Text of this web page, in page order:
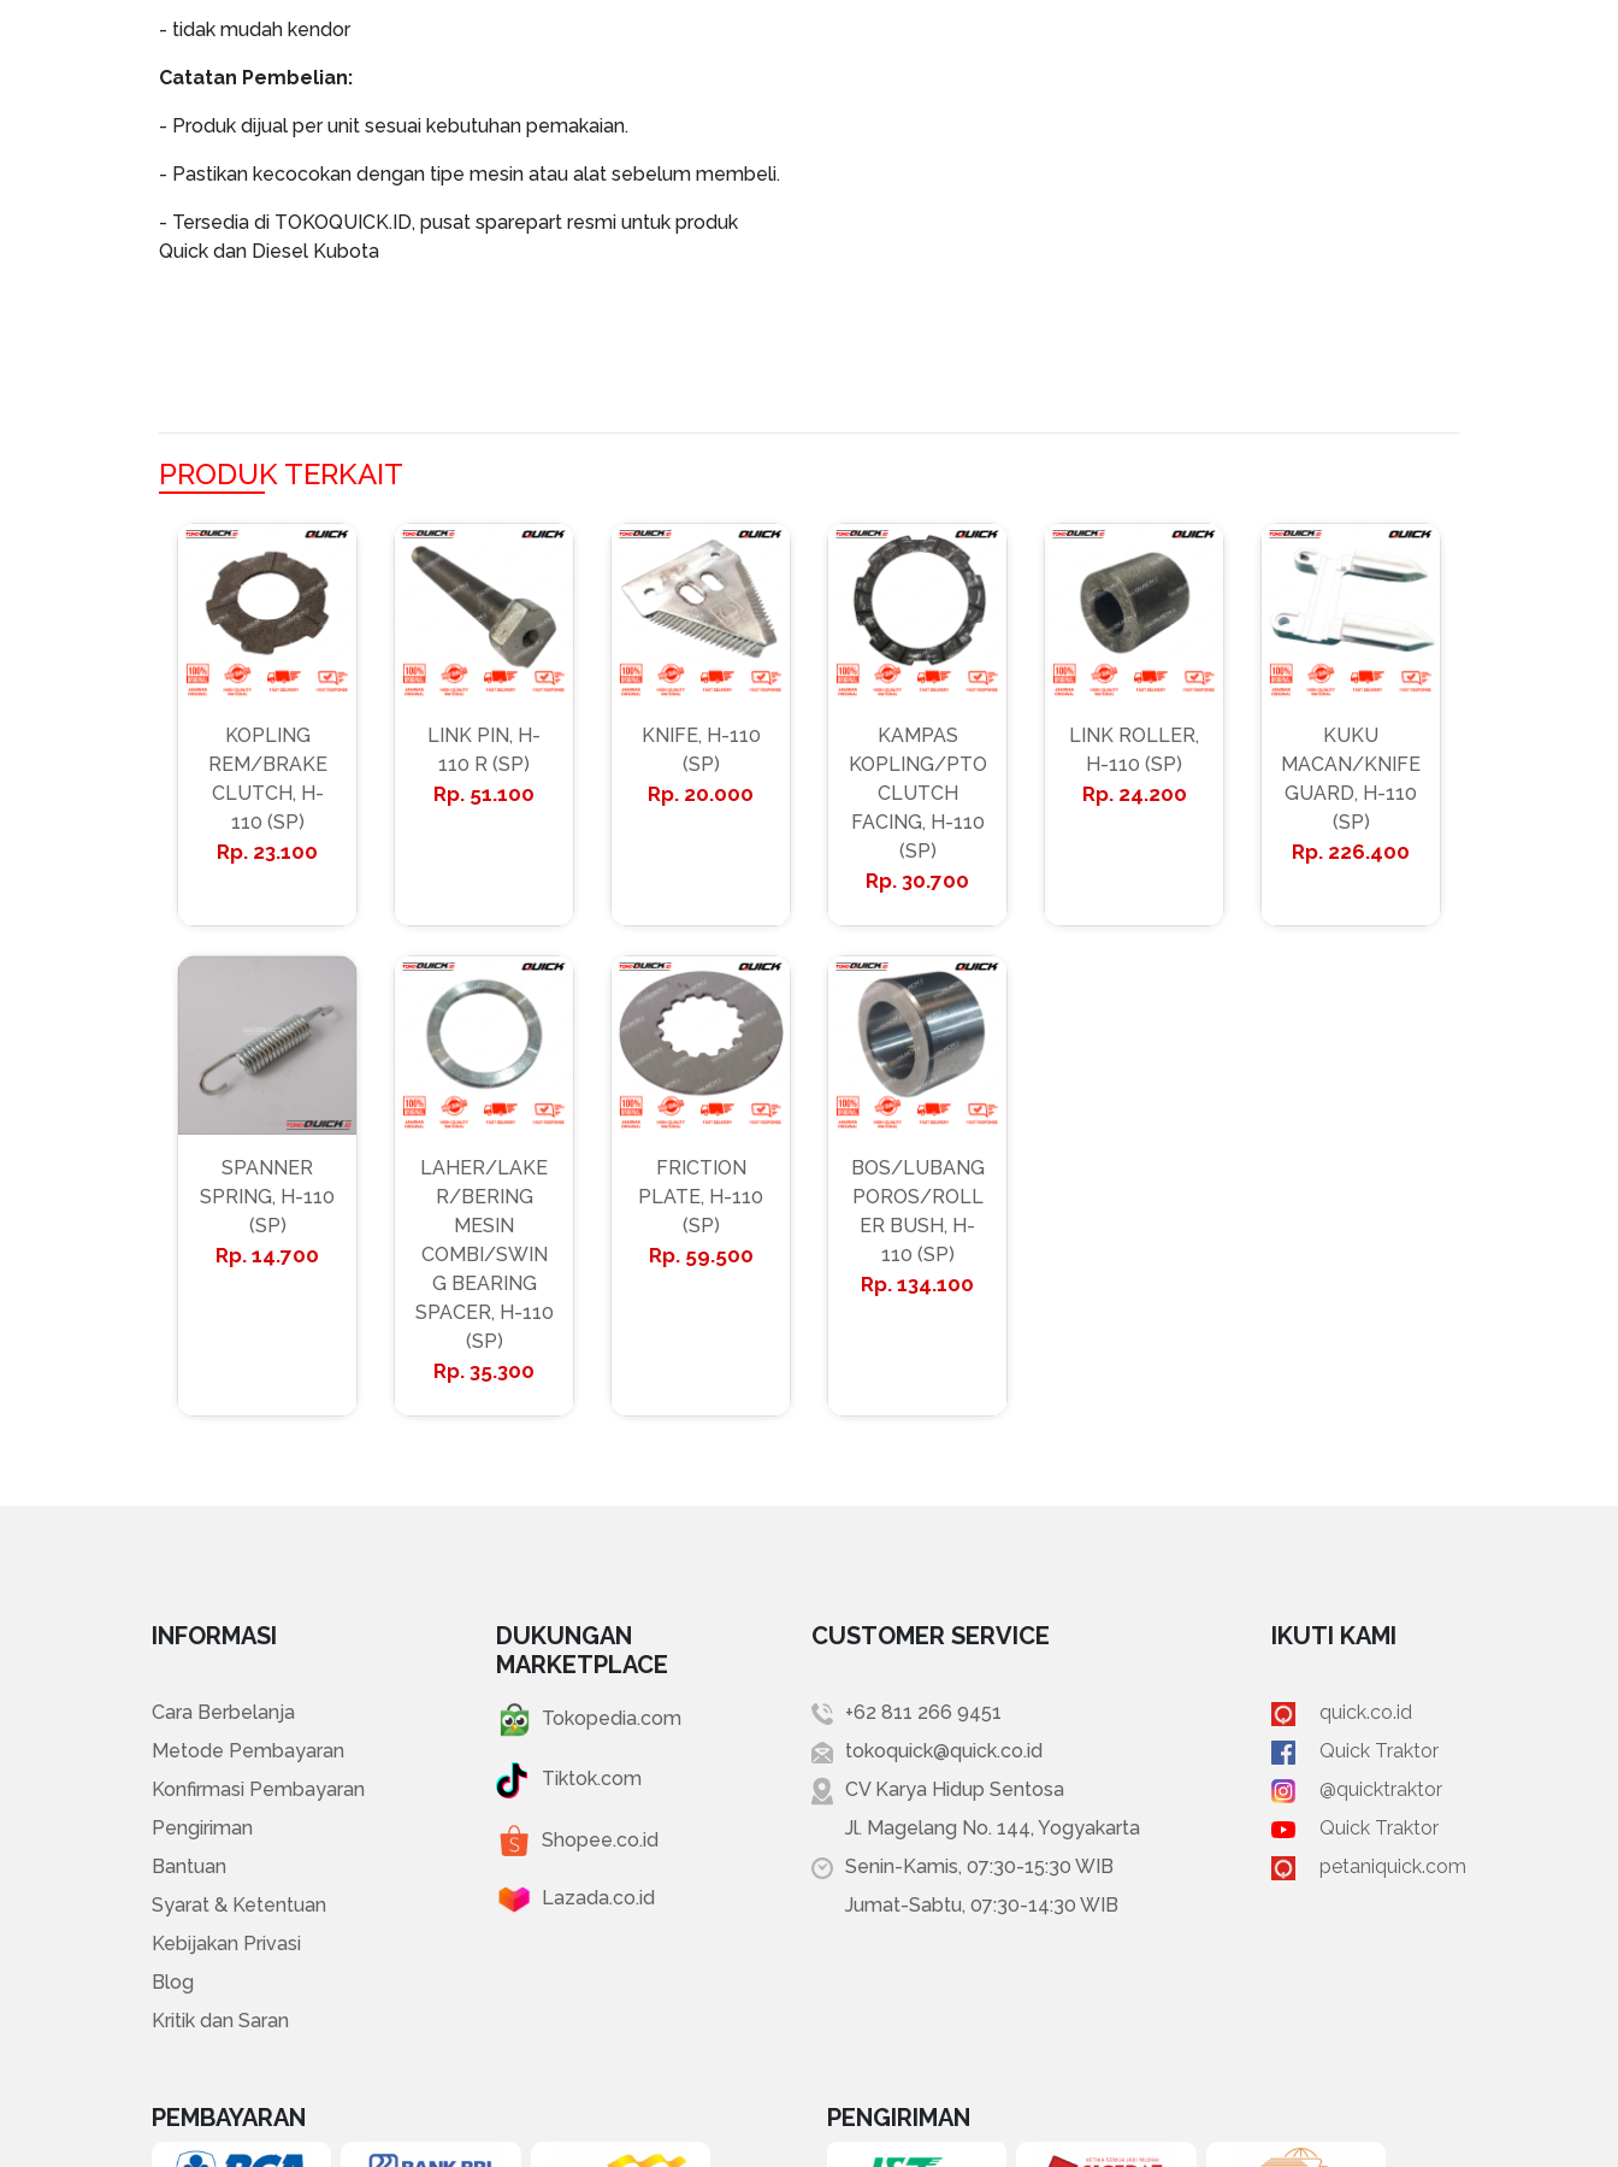
- tidak mudah kendor
Catatan Pembelian:
- Produk dijual per unit sesuai kebutuhan pemakaian.
- Pastikan kecocokan dengan tipe mesin atau alat sebelum membeli.
- Tersedia di TOKOQUICK.ID, pusat sparepart resmi untuk produk
Quick dan Diesel Kubota
PRODUK TERKAIT
KOPLING
REM/BRAKE
CLUTCH, H-
110 (SP)
23.100
LINK PIN, H-
110 R (SP)
51.100
KNIFE, H-110
(SP)
20.000
KAMPAS
KOPLING/PTO
CLUTCH
FACING, H-110
(SP)
30.700
LINK ROLLER,
H-110 (SP)
24.200
KUKU
MACAN/KNIFE
GUARD, H-110
(SP)
226.400
SPANNER
SPRING, H-110
(SP)
14.700
LAHER/LAKE
R/BERING
MESIN
COMBI/SWIN
G BEARING
SPACER, H-110
(SP)
35.300
FRICTION
PLATE, H-110
(SP)
59.500
BOS/LUBANG
POROS/ROLL
ER BUSH, H-
110 (SP)
134.100
INFORMASI
Cara Berbelanja
Metode Pembayaran
Konfirmasi Pembayaran
Pengiriman
Bantuan
Syarat & Ketentuan
Kebijakan Privasi
Blog
Kritik dan Saran
DUKUNGAN
MARKETPLACE
Tokopedia.com
Tiktok.com
Shopee.co.id
Lazada.co.id
CUSTOMER SERVICE
+62 811 266 9451
tokoquick@quick.co.id
CV Karya Hidup Sentosa
Jl. Magelang No. 144, Yogyakarta
Senin-Kamis, 07:30-15:30 WIB
Jumat-Sabtu, 07:30-14:30 WIB
IKUTI KAMI
quick.co.id
Quick Traktor
@quicktraktor
Quick Traktor
petaniquick.com
PEMBAYARAN PENGIRIMAN